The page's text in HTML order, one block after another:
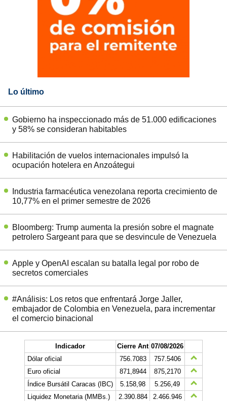
Lo último
Gobierno ha inspeccionado más de 51.000 edificaciones
y 58% se consideran habitables
Habilitación de vuelos internacionales impulsó la
ocupación hotelera en Anzoátegui
Industria farmacéutica venezolana reporta crecimiento de
10,77% en el primer semestre de 2026
Bloomberg: Trump aumenta la presión sobre el magnate
petrolero Sargeant para que se desvincule de Venezuela
Apple y OpenAI escalan su batalla legal por robo de
secretos comerciales
#Análisis: Los retos que enfrentará Jorge Jaller,
embajador de Colombia en Venezuela, para incrementar
el comercio binacional
Indicador Cierre Ant 07/08/2026
Dólar oficial
756.7083
757.5406
Euro oficial
871,8944
875,2170
Índice Bursátil Caracas (IBC)
5.158,98
5.256,49
Liquidez Monetaria (MMBs.)
2.390.884
2.466.946